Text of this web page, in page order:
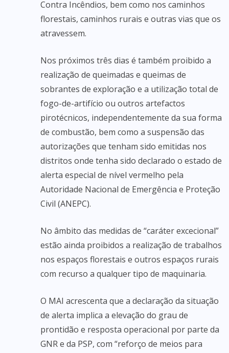
Contra Incêndios, bem como nos caminhos
florestais, caminhos rurais e outras vias que os
atravessem.
Nos próximos três dias é também proibido a
realização de queimadas e queimas de
sobrantes de exploração e a utilização total de
fogo-de-artifício ou outros artefactos
pirotécnicos, independentemente da sua forma
de combustão, bem como a suspensão das
autorizações que tenham sido emitidas nos
distritos onde tenha sido declarado o estado de
alerta especial de nível vermelho pela
Autoridade Nacional de Emergência e Proteção
Civil (ANEPC).
No âmbito das medidas de “caráter excecional”
estão ainda proibidos a realização de trabalhos
nos espaços florestais e outros espaços rurais
com recurso a qualquer tipo de maquinaria.
O MAI acrescenta que a declaração da situação
de alerta implica a elevação do grau de
prontidão e resposta operacional por parte da
GNR e da PSP, com “reforço de meios para